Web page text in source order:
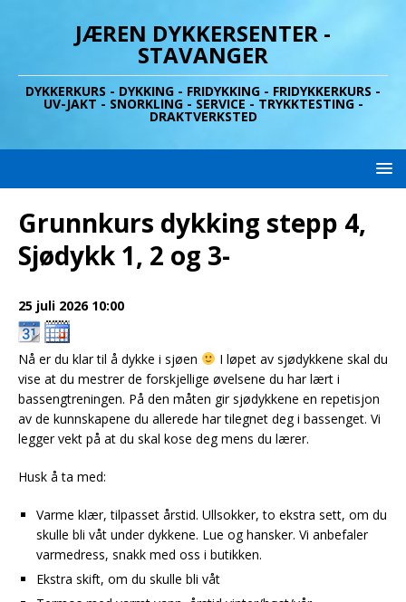
JÆREN DYKKERSENTER -
STAVANGER
DYKKERKURS - DYKKING - FRIDYKKING - FRIDYKKERKURS -
UV-JAKT - SNORKLING - SERVICE - TRYKKTESTING -
DRAKTVERKSTED
Grunnkurs dykking stepp 4,
Sjødykk 1, 2 og 3-
25 juli 202610:00
Nå er du klar til å dykke i sjøen
I løpet av sjødykkene skal du
vise at du mestrer de forskjellige øvelsene du har lært i
bassengtreningen. På den måten gir sjødykkene en repetisjon
av de kunnskapene du allerede har tilegnet deg i bassenget. Vi
legger vekt på at du skal kose deg mens du lærer.
Husk å ta med:
Varme klær, tilpasset årstid. Ullsokker, to ekstra sett, om du
skulle bli våt under dykkene. Lue og hansker. Vi anbefaler
varmedress, snakk med oss i butikken.
Ekstra skift, om du skulle bli våt